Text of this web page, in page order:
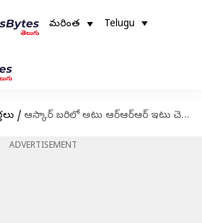
మరింత Telugu
/ ఆస్కార్ బరిలో అటు ఆర్ఆర్ఆర్ ఇటు చెల్లో షో..
ADVERTISEMENT